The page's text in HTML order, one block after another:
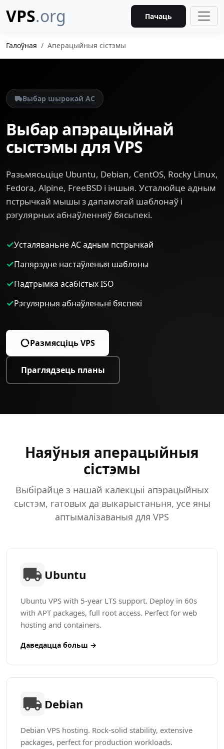
VPS.org Пачаць
Галоўная Аперацыйныя сістэмы
Выбар шырокай АС
Выбар апэрацыйнай
сыстэмы для VPS
Разьмясьціце Ubuntu, Debian, CentOS, Rocky Linux,
Fedora, Alpine, FreeBSD і іншыя. Усталюйце адным
пстрычкай мышы з дапамогай шаблонаў і
рэгулярных абнаўленняў бясьпекі.
✓Усталяваньне АС адным пстрычкай
✓Папярэдне настаўленыя шаблоны
✓Падтрымка асабістых ISO
✓Рэгулярныя абнаўленьні бяспекі
Размясціць VPS
Праглядзець планы
Наяўныя аперацыйныя
сістэмы
Выбірайце з нашай калекцыі апэрацыйных
сыстэм, гатовых да выкарыстаньня, усе яны
аптымалізаваныя для VPS
Ubuntu
Ubuntu VPS with 5-year LTS support. Deploy in 60s
with APT packages, full root access. Perfect for web
hosting and containers.
Даведацца больш →
Debian
Debian VPS hosting. Rock-solid stability, extensive
packages, perfect for production workloads.